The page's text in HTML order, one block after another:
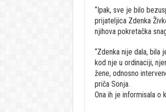
“Ipak, sve je bilo
prijateljica Zdenka
njihova pokretačka
“Zdenka nije dala, bila
kod nje u ordinaciji,
žene, odnosno
priča Sonja.
Ona ih je informisala o